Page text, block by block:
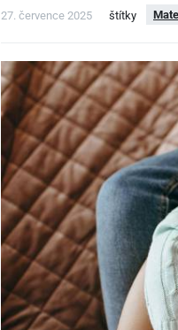
27. července 2025 štítky